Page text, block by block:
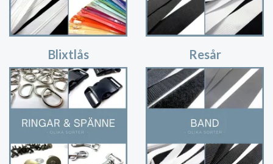
Blixtlås Resår